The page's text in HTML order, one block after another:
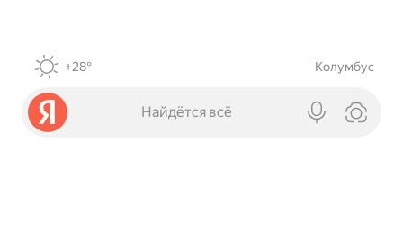
+28° Колумбус
Найдётся всё